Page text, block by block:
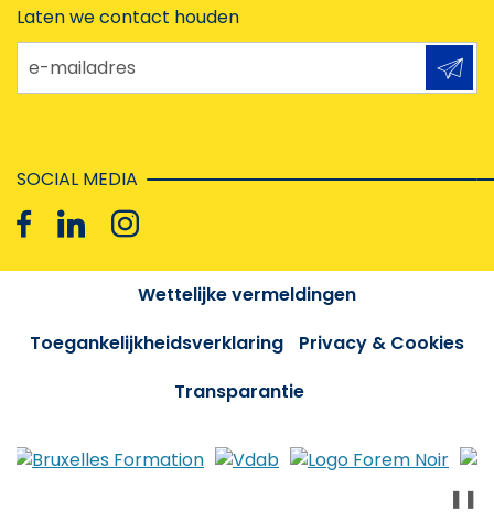
Laten we contact houden
e-mailadres
SOCIAL MEDIA
Wettelijke vermeldingen
Toegankelijkheidsverklaring
Privacy & Cookies
Transparantie
❚❚